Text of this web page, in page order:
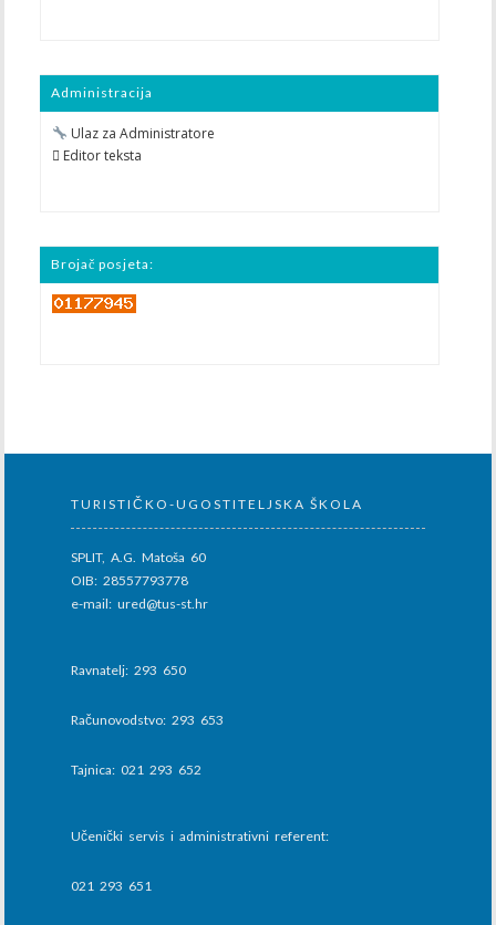
Administracija
Ulaz za Administratore
 Editor teksta
Brojač posjeta:
TURISTIČKO-UGOSTITELJSKA ŠKOLA
SPLIT, A.G. Matoša 60
OIB: 28557793778
e-mail: ured@tus-st.hr
Ravnatelj: 293 650
Računovodstvo: 293 653
Tajnica: 021 293 652
Učenički servis i administrativni referent:
021 293 651